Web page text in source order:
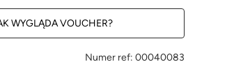
WYGLĄDA VOUCHER?
Numer ref: 00040083